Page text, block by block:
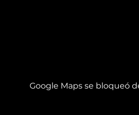
Google Maps se bloqueó